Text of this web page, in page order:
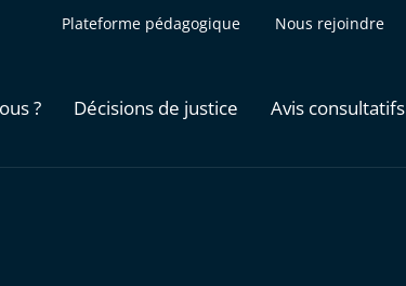
Plateforme pédagogique Nous rejoindre
? Décisions de justice Avis consultatifs